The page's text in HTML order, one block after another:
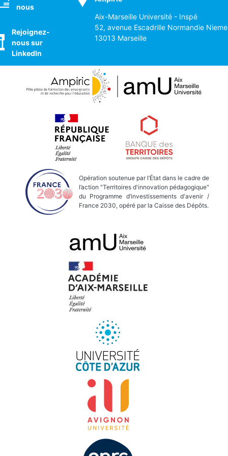
nous
Rejoignez-
nous sur
LinkedIn
Aix-Marseille Université - Inspé
52, avenue Escadrille Normandie
13013 Marseille
Opération soutenue par l’État dans le cadre de
l’action "Territoires d'innovation pédagogique"
du Programme d’investissements d'avenir /
France 2030, opéré par la Caisse des Dépôts.